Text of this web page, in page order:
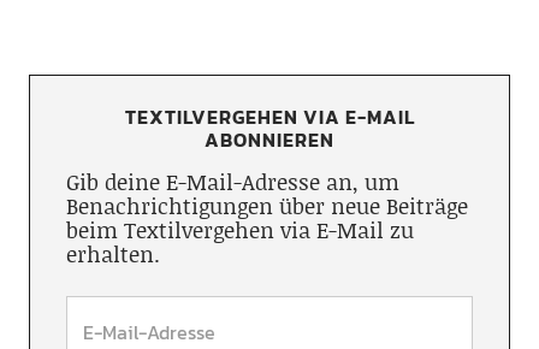
TEXTILVERGEHEN VIA E-MAIL
ABONNIEREN
Gib deine E-Mail-Adresse an, um
Benachrichtigungen über neue Beiträge
beim Textilvergehen via E-Mail zu
erhalten.